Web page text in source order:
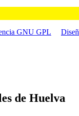
GNU GPL
de Huelva